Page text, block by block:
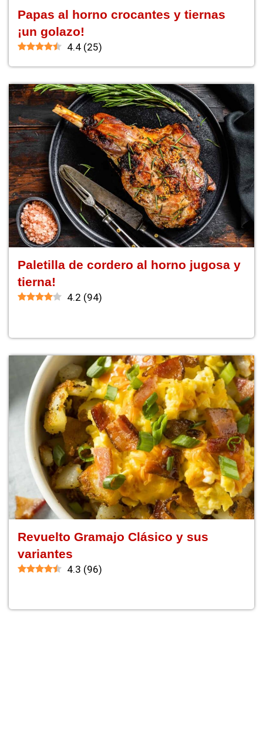
Papas al horno crocantes y tiernas
¡un golazo!
4.4 (25)
Paletilla de cordero al horno jugosa y
tierna!
4.2 (94)
Revuelto Gramajo Clásico y sus
variantes
4.3 (96)